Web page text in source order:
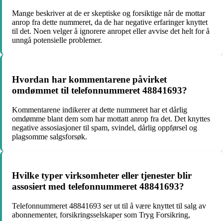
Mange beskriver at de er skeptiske og forsiktige når de mottar
anrop fra dette nummeret, da de har negative erfaringer knyttet
til det. Noen velger å ignorere anropet eller avvise det helt for å
unngå potensielle problemer.
Hvordan har kommentarene påvirket
omdømmet til telefonnummeret 48841693?
Kommentarene indikerer at dette nummeret har et dårlig
omdømme blant dem som har mottatt anrop fra det. Det knyttes
negative assosiasjoner til spam, svindel, dårlig oppførsel og
plagsomme salgsforsøk.
Hvilke typer virksomheter eller tjenester blir
assosiert med telefonnummeret 48841693?
Telefonnummeret 48841693 ser ut til å være knyttet til salg av
abonnementer, forsikringsselskaper som Tryg Forsikring,